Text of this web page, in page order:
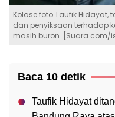
Kolase foto Taufik
dan penyiksaan terhadap
masih buron. [Suara.com/
Baca 10 detik
Taufik Hidayat